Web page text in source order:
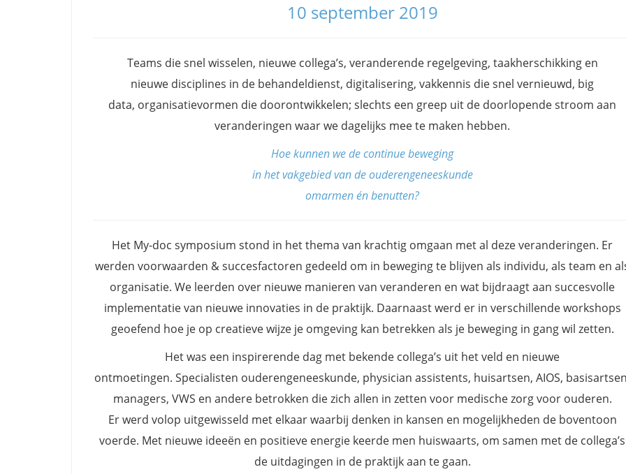
10 september 2019
Teams die snel wisselen, nieuwe collega’s, veranderende regelgeving, taakherschikking en
nieuwe disciplines in de behandeldienst, digitalisering, vakkennis die snel vernieuwd, big
data, organisatievormen die doorontwikkelen; slechts een greep uit de doorlopende stroom aan
veranderingen waar we dagelijks mee te maken hebben.
Hoe kunnen we de continue beweging
in het vakgebied van de ouderengeneeskunde
omarmen én benutten?
Het My-doc symposium stond in het thema van krachtig omgaan met al deze veranderingen. Er
werden voorwaarden & succesfactoren gedeeld om in beweging te blijven als individu, als team en
organisatie. We leerden over nieuwe manieren van veranderen en wat bijdraagt aan succesvolle
implementatie van nieuwe innovaties in de praktijk. Daarnaast werd er in verschillende workshops
geoefend hoe je op creatieve wijze je omgeving kan betrekken als je beweging in gang wil zetten.
Het was een inspirerende dag met bekende collega’s uit het veld en nieuwe
ontmoetingen. Specialisten ouderengeneeskunde, physician assistents, huisartsen, AIOS,
managers, VWS en andere betrokken die zich allen in zetten voor medische zorg voor ouderen.
Er werd volop uitgewisseld met elkaar waarbij denken in kansen en mogelijkheden de boventoon
voerde. Met nieuwe ideeën en positieve energie keerde men huiswaarts, om samen met de collega’s
de uitdagingen in de praktijk aan te gaan.